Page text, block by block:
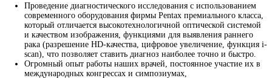
Проведение диагностического исследования с использованием
современного оборудования фирмы Pentax премиального класса,
который отличается высокотехнологичной оптической системой
и качеством изображения, функциями для выявления раннего
рака (разрешение HD-качества, цифровое увеличение, функция i-
scan), что позволяет ставить диагноз наиболее точно и быстро.
Огромный опыт работы наших врачей, постоянное участие их в
международных конгрессах и симпозиумах,